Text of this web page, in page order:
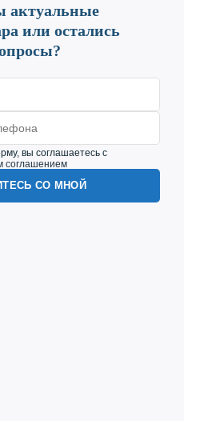
или остались
вы соглашаетесь с
соглашением